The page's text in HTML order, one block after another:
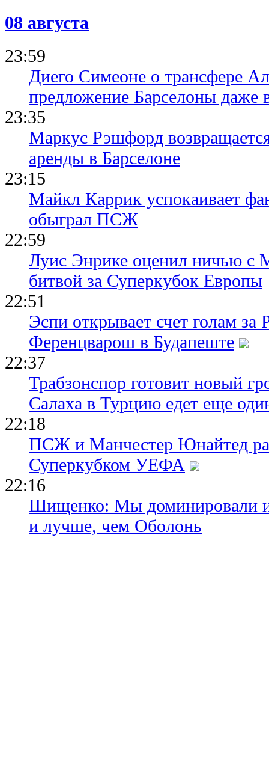
08 августа
23:59
Диего Симеоне о трансфере
предложение Барселоны даже
23:35
Маркус Рэшфорд
аренды в Барселоне
23:15
Майкл Каррик успокаивает
обыграл ПСЖ
22:59
Луис Энрике оценил ничью с
битвой за Суперкубок Европы
22:51
Эспи открывает счет голам
Ференцварош в Будапеште
22:37
Трабзонспор готовит новый
Салаха в Турцию едет еще
22:18
ПСЖ и Манчестер Юнайтед
Суперкубком УЕФА
22:16
Шищенко: Мы доминировали
и лучше, чем Оболонь